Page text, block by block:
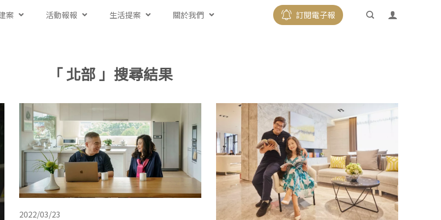
案 活動報報 生活提案 關於我們 訂閱電子報
「 北部 」搜尋結果
2022/03/23